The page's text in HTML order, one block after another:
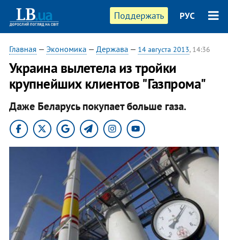
Поддержать РУС
Главная — Экономика — Держава — 14 августа 2013, 14:36
Украина вылетела из тройки
крупнейших клиентов "Газпрома"
Даже Беларусь покупает больше газа.